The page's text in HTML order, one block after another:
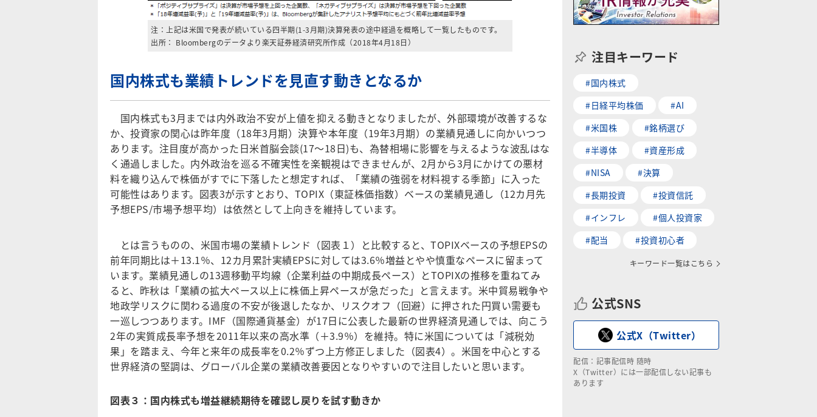
注：上記は米国で発表が続いている四半期(1-3月期)決算発表の途中経過を概略して一覧したものです。
出所： Bloombergのデータより楽天証券経済研究所作成（2018年4月18日）
国内株式も業績トレンドを見直す動きとなるか
国内株式も3月までは内外政治不安が上値を抑える動きとなりましたが、外部環境が改善するな
か、投資家の関心は昨年度（18年3月期）決算や本年度（19年3月期）の業績見通しに向かいつつ
あります。注目度が高かった日米首脳会談(17～18日)も、為替相場に影響を与えるような波乱はな
く通過しました。内外政治を巡る不確実性を楽観視はできませんが、2月から3月にかけての悪材
料を織り込んで株価がすでに下落したと想定すれば、「業績の強弱を材料視する季節」に入った
可能性はあります。図表3が示すとおり、TOPIX（東証株価指数）ベースの業績見通し（12カ月先
予想EPS/市場予想平均）は依然として上向きを維持しています。
とは言うものの、米国市場の業績トレンド（図表１）と比較すると、TOPIXベースの予想EPSの
前年同期比は＋13.1％、12カ月累計実績EPSに対しては3.6％増益とやや慎重なペースに留まって
います。業績見通しの13週移動平均線（企業利益の中期成長ペース）とTOPIXの推移を重ねてみ
ると、昨秋は「業績の拡大ペース以上に株価上昇ペースが急だった」と言えます。米中貿易戦争や
地政学リスクに関わる過度の不安が後退したなか、リスクオフ（回避）に押された円買い需要も
一巡しつつあります。IMF（国際通貨基金）が17日に公表した最新の世界経済見通しでは、向こう
2年の実質成長率予想を2011年以来の高水準（＋3.9％）を維持。特に米国については「減税効
果」を踏まえ、今年と来年の成長率を0.2％ずつ上方修正しました（図表4）。米国を中心とする
世界経済の堅調は、グローバル企業の業績改善要因となりやすいので注目したいと思います。
図表３：国内株式も増益継続期待を確認し戻りを試す動きか
注目キーワード
#国内株式
#日経平均株価
#AI
#米国株
#銘柄選び
#半導体
#資産形成
#NISA
#決算
#長期投資
#投資信託
#インフレ
#個人投資家
#配当
#投資初心者
キーワード一覧はこちら
公式SNS
公式X（Twitter）
配信：記事配信時 随時
X（Twitter）には一部配信しない記事も
あります